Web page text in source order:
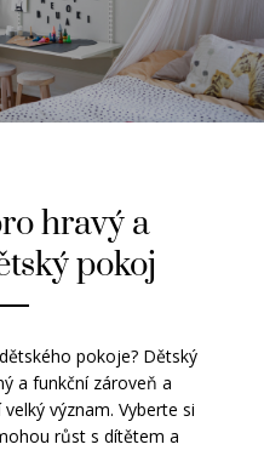
hravý a
pokoj
pokoje? Dětský
a funkční zároveň a
význam. Vyberte si
růst s dítětem a